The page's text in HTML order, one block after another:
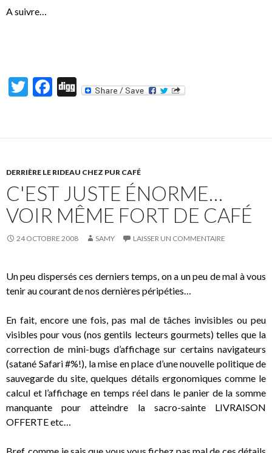
A suivre…
T
er
F
b
o
o
k
Di
DERRIÈRE LE RIDEAU CHEZ PUR CAFÉ
C'EST JUSTE ÉNORME…
VOIR MÊME FORT DE CAFÉ
24 OCTOBRE 2008 SAMY LAISSER UN COMMENTAIRE
Un peu dispersés ces derniers temps, on a un peu de mal à vous
tenir au courant de nos dernières péripéties…
En fait, encore une fois, pas mal de tâches invisibles ou peu
visibles pour vous (nos gentils lecteurs gourmets) telles que la
correction de mini-bugs d’affichage sur certains navigateurs
(satané Safari #%!), la mise en place d’une nouvelle politique de
sauvegarde du site, quelques détails ergonomiques comme le
calcul et l’affichage en temps réel dans le panier de la somme
manquante pour atteindre la sacro-sainte LIVRAISON
OFFERTE etc…